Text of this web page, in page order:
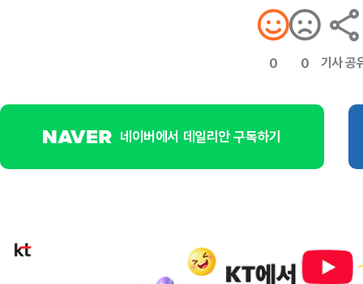
0 0 기사 공
네이버에서 데일리안 구독하기